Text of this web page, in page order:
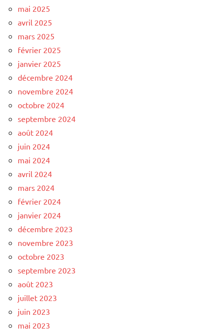
mai 2025
avril 2025
mars 2025
février 2025
janvier 2025
décembre 2024
novembre 2024
octobre 2024
septembre 2024
août 2024
juin 2024
mai 2024
avril 2024
mars 2024
février 2024
janvier 2024
décembre 2023
novembre 2023
octobre 2023
septembre 2023
août 2023
juillet 2023
juin 2023
mai 2023